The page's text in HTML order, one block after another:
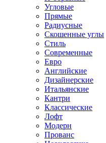
Угловые
Прямые
Радиусные
Скошенные углы
Стиль
Современные
Евро
Английские
Дизайнерские
Итальянские
Кантри
Классические
Лофт
Модерн
Прованс